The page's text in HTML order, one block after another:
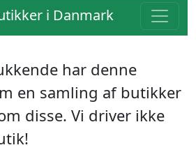
i Danmark
har denne
en samling af butikker
disse. Vi driver ikke